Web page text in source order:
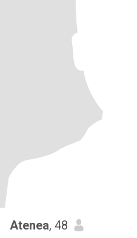
Atenea, 48